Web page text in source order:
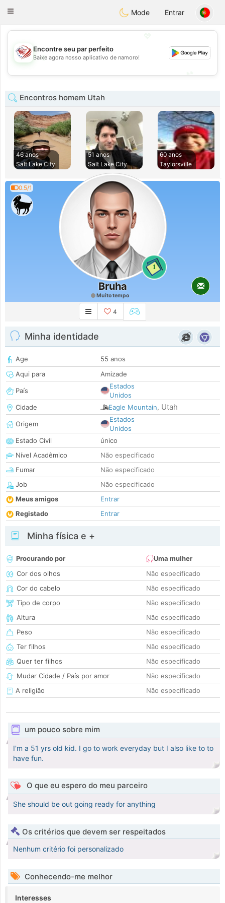
Dating
Toggle
Mode Entrar
💖
💕
Encontre seu par perfeito
Baixe agora nosso aplicativo de namoro!
Encontros homem Utah
46 anos
Salt Lake City
51 anos
Salt Lake City
60 anos
Taylorsville
0.5/1
1
Bruha
Muito tempo
4
Minha identidade
Age
55 anos
Aqui para
Amizade
País
Estados
Unidos
Cidade
Eagle Mountain, Utah
Origem
Estados
Unidos
Estado Civil
único
Nível Acadêmico
Não especificado
Fumar
Não especificado
Job
Não especificado
Meus amigos
Entrar
Registado
Entrar
Minha física e +
Procurando por
Uma mulher
Cor dos olhos
Não especificado
Cor do cabelo
Não especificado
Tipo de corpo
Não especificado
Altura
Não especificado
Peso
Não especificado
Ter filhos
Não especificado
Quer ter filhos
Não especificado
Mudar Cidade / País por amor
Não especificado
A religião
Não especificado
um pouco sobre mim
I'm a 51 yrs old kid. I go to work everyday but I also like to to
have fun.
O que eu espero do meu parceiro
She should be out going ready for anything
Os critérios que devem ser respeitados
Nenhum critério foi personalizado
Conhecendo-me melhor
Interesses